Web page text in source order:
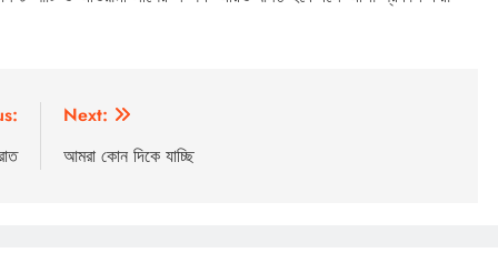
Next:
আমরা কোন দিকে যাচ্ছি